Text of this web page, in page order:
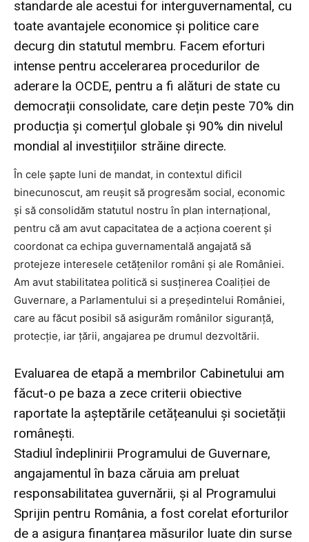
standarde ale acestui for interguvernamental, cu
toate avantajele economice și politice care
decurg din statutul membru. Facem eforturi
intense pentru accelerarea procedurilor de
aderare la OCDE, pentru a fi alături de state cu
democrații consolidate, care dețin peste 70% din
producția și comerțul globale și 90% din nivelul
mondial al investițiilor străine directe.
În cele șapte luni de mandat, in contextul dificil
binecunoscut, am reușit să progresăm social, economic
și să consolidăm statutul nostru în plan internațional,
pentru că am avut capacitatea de a acționa coerent și
coordonat ca echipa guvernamentală angajată să
protejeze interesele cetățenilor români și ale României.
Am avut stabilitatea politică si susținerea Coaliției de
Guvernare, a Parlamentului si a președintelui României,
care au făcut posibil să asigurăm românilor siguranță,
protecție, iar țării, angajarea pe drumul dezvoltării.
Evaluarea de etapă a membrilor Cabinetului am
făcut-o pe baza a zece criterii obiective
raportate la așteptările cetățeanului și societății
românești.
Stadiul îndeplinirii Programului de Guvernare,
angajamentul în baza căruia am preluat
responsabilitatea guvernării, și al Programului
Sprijin pentru România, a fost corelat eforturilor
de a asigura finanțarea măsurilor luate din surse